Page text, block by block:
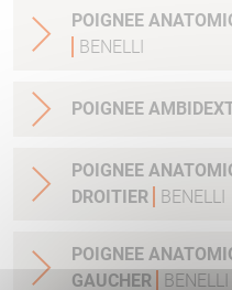
POIGNEE
BENELLI
POIGNEE
POIGNEE
DROITIER
BENELLI
POIGNEE
GAUCHER
BENELLI